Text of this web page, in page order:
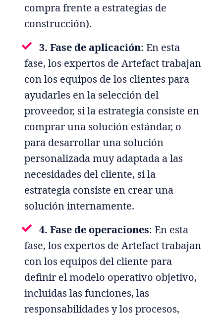
compra frente a estrategias de
construcción).
3. Fase de aplicación: En esta
fase, los expertos de Artefact trabajan
con los equipos de los clientes para
ayudarles en la selección del
proveedor, si la estrategia consiste en
comprar una solución estándar, o
para desarrollar una solución
personalizada muy adaptada a las
necesidades del cliente, si la
estrategia consiste en crear una
solución internamente.
4. Fase de operaciones: En esta
fase, los expertos de Artefact trabajan
con los equipos del cliente para
definir el modelo operativo objetivo,
incluidas las funciones, las
responsabilidades y los procesos,